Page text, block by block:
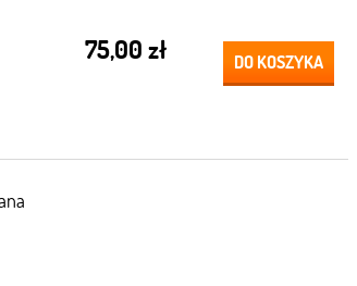
75,00 zł DO KOSZYKA